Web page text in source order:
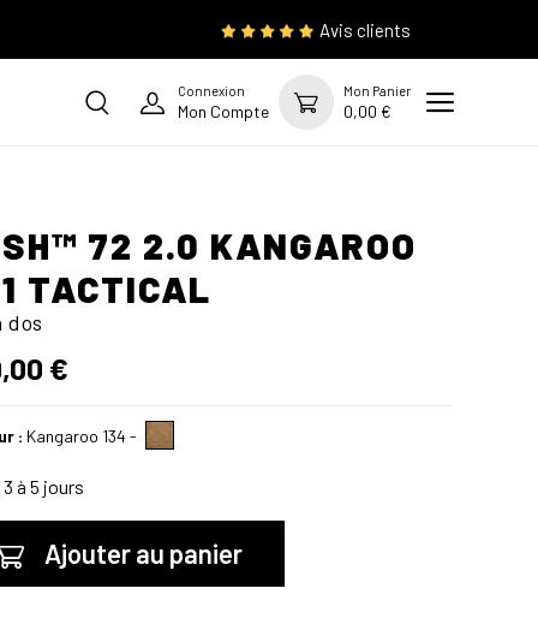
Avis clients
Connexion
Mon Compte
Mon Panier
0,00 €
72 2.0 KANGAROO
TACTICAL
dos
€
: Kangaroo 134 -
3 à 5 jours
Ajouter au panier